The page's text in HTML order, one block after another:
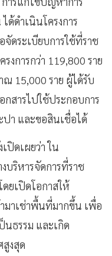
ด้ดำเนินโครงการ
ดระเบียบการใช้ที่ราช
งการกว่า 119,800 ราย
15,000 ราย ผู้ได้รับ
สารไปใช้ประกอบการ
า และขอสินเชื่อได้
ปิดเผยว่า ใน
ริหารจัดการที่ราช
ยเปิดโอกาสให้
าเช่าพื้นที่มากขึ้น เพื่อ
นธรรม และเกิด
งสุด